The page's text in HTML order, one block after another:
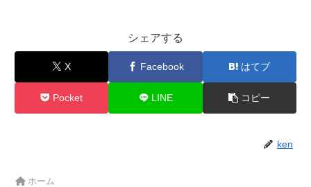
シェアする
X Facebook はてブ
Pocket LINE コピー
ken
ホーム